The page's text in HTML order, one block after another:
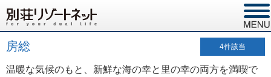
房総 4件該当
温暖な気候のもと、新鮮な海の幸と里の幸の両方を満喫で